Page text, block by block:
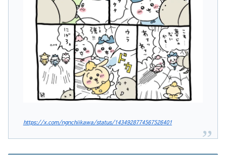
https://x.com/ngnchiikawa/status/1434928774567526401